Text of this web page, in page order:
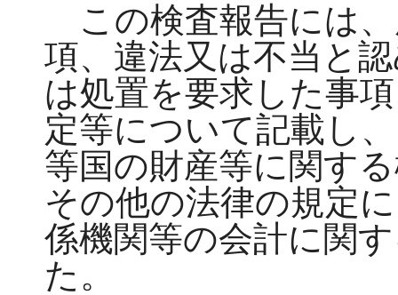
この検査報告には
項、違法又は不当と
は処置を要求した事
定等について記載し
等国の財産等に関す
その他の法律の規定
係機関等の会計に関
た。